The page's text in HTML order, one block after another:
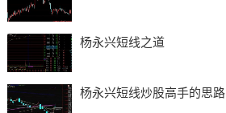
杨永兴短线之道
杨永兴短线炒股高手的思路